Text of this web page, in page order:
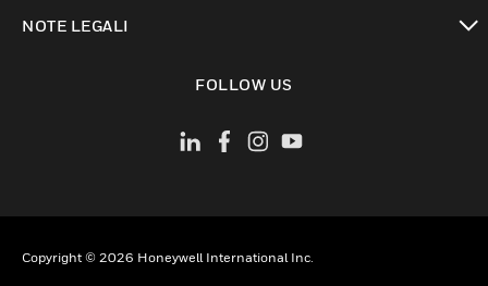
NOTE LEGALI
FOLLOW US
Copyright © 2026 Honeywell International Inc.